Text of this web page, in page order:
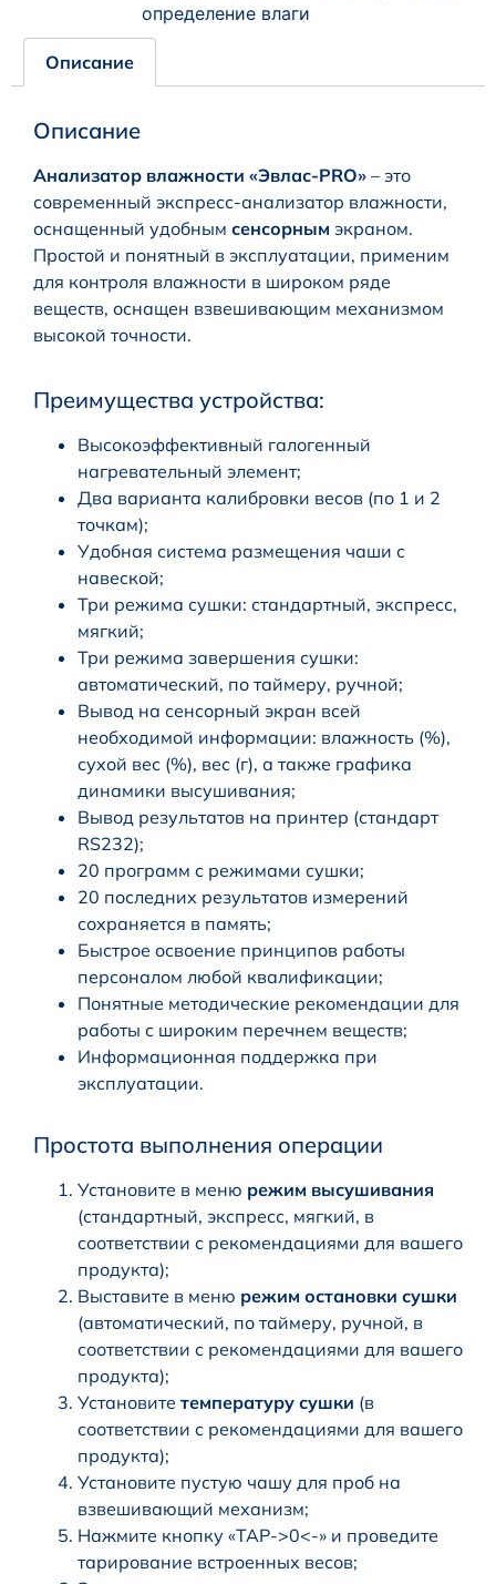
определение влаги
Описание
Описание
Анализатор влажности «Эвлас-PRO» – это
современный экспресс-анализатор влажности,
оснащенный удобным сенсорным экраном.
Простой и понятный в эксплуатации, применим
для контроля влажности в широком ряде
веществ, оснащен взвешивающим механизмом
высокой точности.
Преимущества устройства:
Высокоэффективный галогенный
нагревательный элемент;
Два варианта калибровки весов (по 1 и 2
точкам);
Удобная система размещения чаши с
навеской;
Три режима сушки: стандартный, экспресс,
мягкий;
Три режима завершения сушки:
автоматический, по таймеру, ручной;
Вывод на сенсорный экран всей
необходимой информации: влажность (%),
сухой вес (%), вес (г), а также графика
динамики высушивания;
Вывод результатов на принтер (стандарт
RS232);
20 программ с режимами сушки;
20 последних результатов измерений
сохраняется в память;
Быстрое освоение принципов работы
персоналом любой квалификации;
Понятные методические рекомендации для
работы с широким перечнем веществ;
Информационная поддержка при
эксплуатации.
Простота выполнения операции
Установите в меню режим высушивания
(стандартный, экспресс, мягкий, в
соответствии с рекомендациями для вашего
продукта);
Выставите в меню режим остановки сушки
(автоматический, по таймеру, ручной, в
соответствии с рекомендациями для вашего
продукта);
Установите температуру сушки (в
соответствии с рекомендациями для вашего
продукта);
Установите пустую чашу для проб на
взвешивающий механизм;
Нажмите кнопку «ТАР->0<-» и проведите
тарирование встроенных весов;